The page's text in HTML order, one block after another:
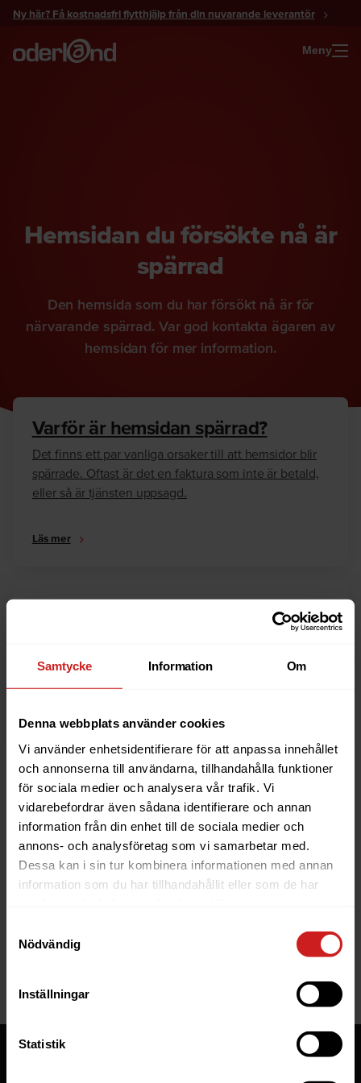
Samtycke Information Om
Denna webbplats använder cookies
Vi använder enhetsidentifierare för att anpassa innehållet
och annonserna till användarna, tillhandahålla funktioner
för sociala medier och analysera vår trafik. Vi
vidarebefordrar även sådana identifierare och annan
information från din enhet till de sociala medier och
annons- och analysföretag som vi samarbetar med.
Dessa kan i sin tur kombinera informationen med annan
information som du har tillhandahållit eller som de har
Nödvändig
Inställningar
Statistik
Gå
innehåll
Ny här? Få kostnadsfri flytthjälp från din nuvarande leverantör
Meny
Hemsidan du försökte nå är
spärrad
Den hemsida som du har försökt nå är för
närvarande spärrad. Var god kontakta ägaren av
hemsidan för mer information.
Varför är hemsidan spärrad?
Det finns ett par vanliga orsaker till att hemsidor blir
spärrade. Oftast är det en faktura som inte är betald,
eller så är tjänsten uppsagd.
Läs mer
Är du ägare till hemsidan eller domännamnet så har
anledningarna till varför en hemsida är spärrad.
Läs mer
The website you were trying to
reach has been suspended
If you are the owner of this website or domain please
read
website to be suspended.